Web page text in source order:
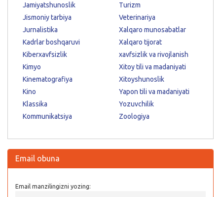
Jamiyatshunoslik
Jismoniy tarbiya
Jurnalistika
Kadrlar boshqaruvi
Kiberxavfsizlik
Kimyo
Kinematografiya
Kino
Klassika
Kommunikatsiya
Turizm
Veterinariya
Xalqaro munosabatlar
Xalqaro tijorat
xavfsizlik va rivojlanish
Xitoy tili va madaniyati
Xitoyshunoslik
Yapon tili va madaniyati
Yozuvchilik
Zoologiya
Email obuna
Email manzilingizni yozing: